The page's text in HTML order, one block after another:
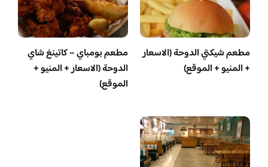
مطعم شيكتي الدوحة (الاسعار
+ المنيو + الموقع)
مطعم بومباي – كاتينغ شاي
الدوحة (الاسعار + المنيو +
الموقع)